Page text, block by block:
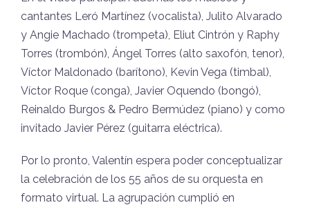
cantantes Leró Martínez (vocalista), Julito Alvarado
y Angie Machado (trompeta), Eliut Cintrón y Raphy
Torres (trombón), Ángel Torres (alto saxofón, tenor),
Víctor Maldonado (barítono), Kevin Vega (timbal),
Víctor Roque (conga), Javier Oquendo (bongó),
Reinaldo Burgos & Pedro Bermúdez (piano) y como
invitado Javier Pérez (guitarra eléctrica).
Por lo pronto, Valentín espera poder conceptualizar
la celebración de los 55 años de su orquesta en
formato virtual. La agrupación cumplió en